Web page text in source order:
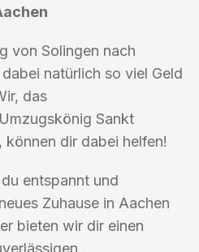
von Solingen nach
natürlich so viel Geld
das
Sankt
können dir dabei helfen!
entspannt und
Zuhause in Aachen
bieten wir dir einen